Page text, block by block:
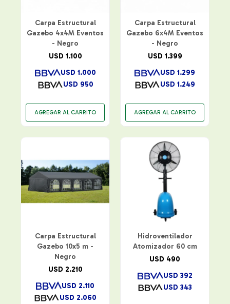
Carpa Estructural
Gazebo 4x4M Eventos
- Negro
USD 1.100
USD 950
USD 1.000
Carpa Estructural
Gazebo 6x4M Eventos
- Negro
USD 1.399
USD 1.249
USD 1.299
Carpa Estructural
Gazebo 10x5 m -
Negro
USD 2.210
USD 2.060
USD 2.110
Hidroventilador
Atomizador 60 cm
USD 490
USD 343
USD 392